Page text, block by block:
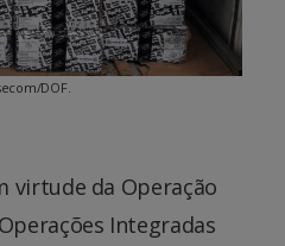
DOF.
virtude da Operação
Integradas